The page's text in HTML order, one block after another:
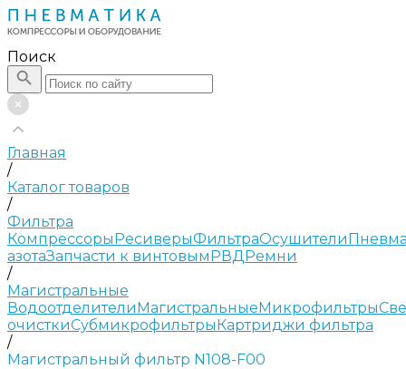
Поиск
Главная
/
Каталог товаров
/
Фильтра
КомпрессорыРесиверыФильтраОсушители
азотаЗапчасти к винтовымРВДРемни
/
Магистральные
ВодоотделителиМагистральныеМикрофильтры
очисткиСубмикрофильтрыКартриджи фильтра
/
Магистральный фильтр N108-F00